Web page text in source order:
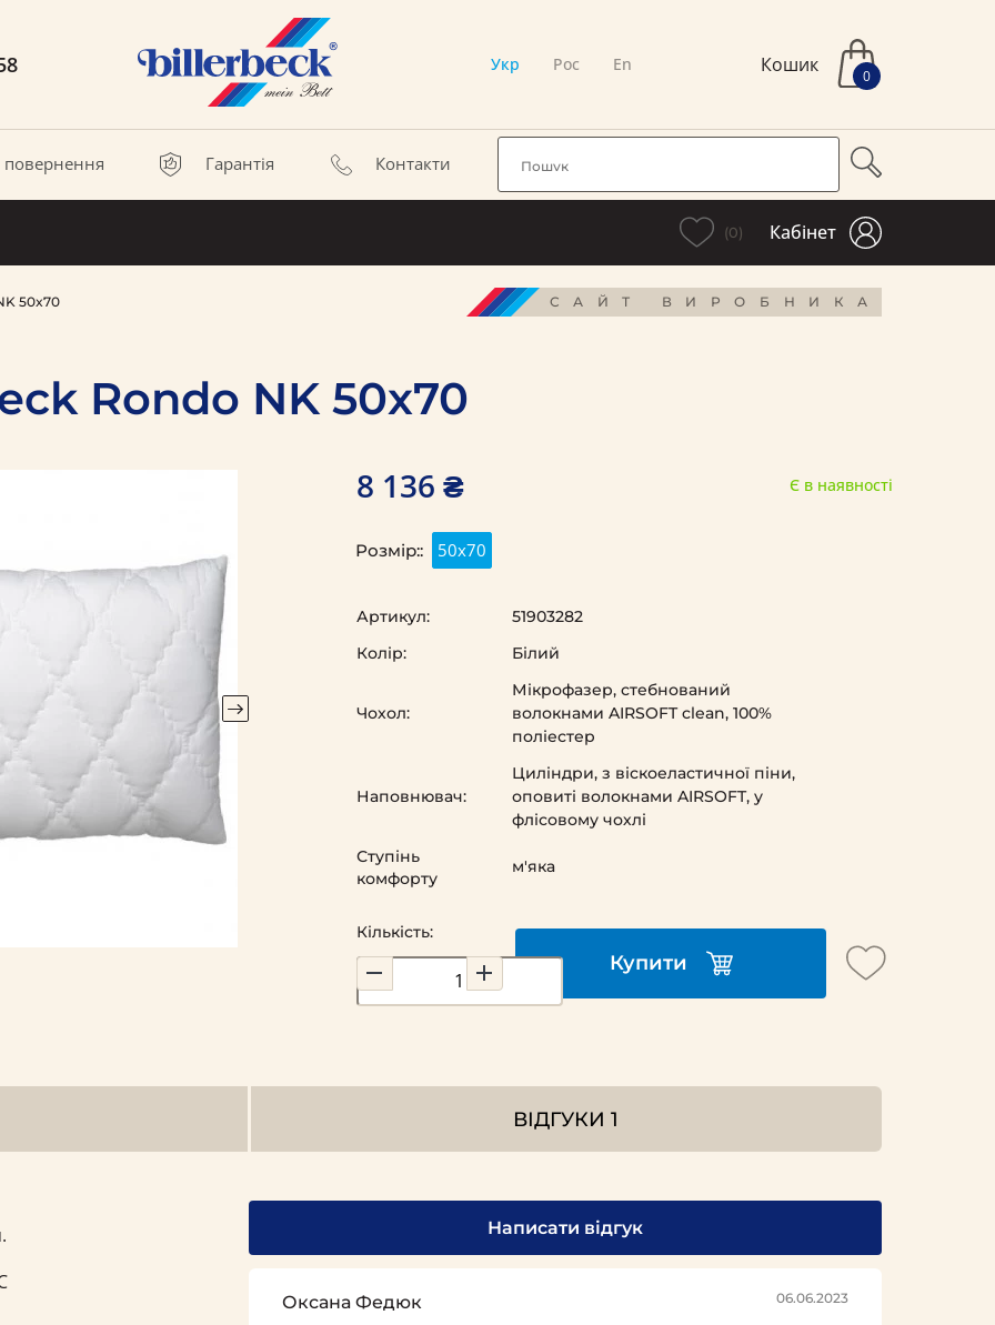
Укр Рос En Кошик 0
повернення Гарантія Контакти
(0) Кабінет
50x70 САЙТ ВИРОБНИКА
Rondo NK 50x70
8 136 ₴ Є в наявності
Розмір:: 50х70
Кількість:
Купити
Артикул:
51903282
Колір:
Білий
Чохол:
Мікрофазер, стебнований
волокнами AIRSOFT clean, 100%
поліестер
Наповнювач:
Циліндри, з віскоеластичної піни,
оповиті волокнами AIRSOFT, у
флісовому чохлі
Ступінь
комфорту
м'яка
ВІДГУКИ1
Написати відгук
Оксана Федюк 06.06.2023